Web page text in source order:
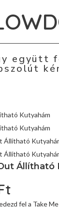
együtt
Állítható
fel a Take